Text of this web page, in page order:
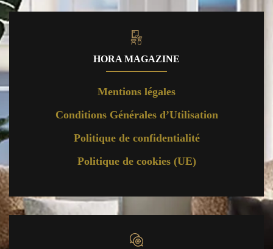
HORA MAGAZINE
Mentions légales
Conditions Générales d’Utilisation
Politique de confidentialité
Politique de cookies (UE)